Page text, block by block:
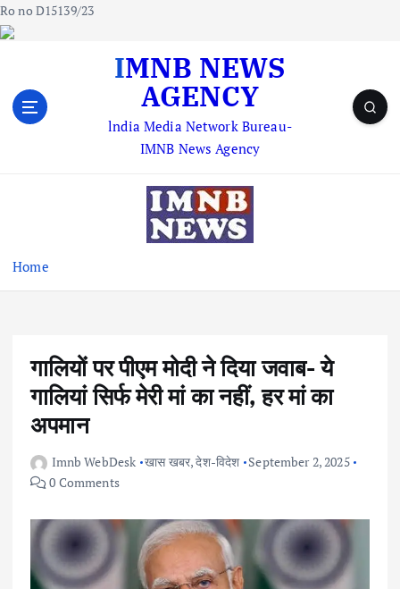
Ro no D15139/23
IMNB NEWS
AGENCY
lndia Media Network Bureau-
IMNB News Agency
Home
गालियों पर पीएम मोदी ने दिया जवाब- ये
गालियां सिर्फ मेरी मां का नहीं, हर मां का
अपमान
Imnb WebDesk खास खबर,देश-विदेश September 2, 2025
0 Comments